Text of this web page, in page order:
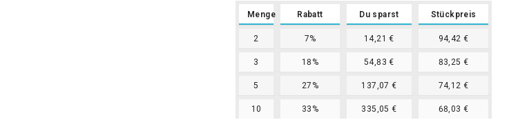
Menge Rabatt Du sparst Stückpreis
2 7% 14,21 € 94,42 €
3 18% 54,83 € 83,25 €
5 27% 137,07 € 74,12 €
10 33% 335,05 € 68,03 €